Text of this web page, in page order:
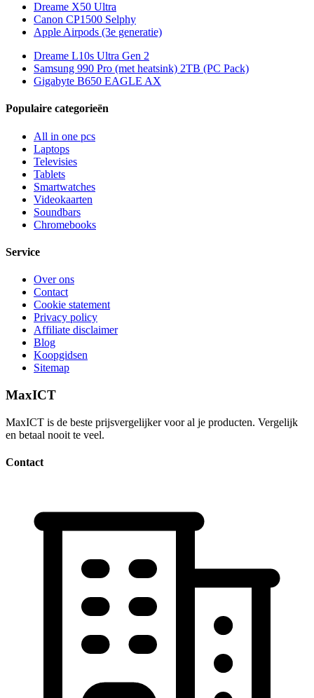
Dreame X50 Ultra
Canon CP1500 Selphy
Apple Airpods (3e generatie)
Dreame L10s Ultra Gen 2
Samsung 990 Pro (met heatsink) 2TB (PC Pack)
Gigabyte B650 EAGLE AX
Populaire categorieën
All in one pcs
Laptops
Televisies
Tablets
Smartwatches
Videokaarten
Soundbars
Chromebooks
Service
Over ons
Contact
Cookie statement
Privacy policy
Affiliate disclaimer
Blog
Koopgidsen
Sitemap
MaxICT
MaxICT is de beste prijsvergelijker voor al je producten. Vergelijk
en betaal nooit te veel.
Contact